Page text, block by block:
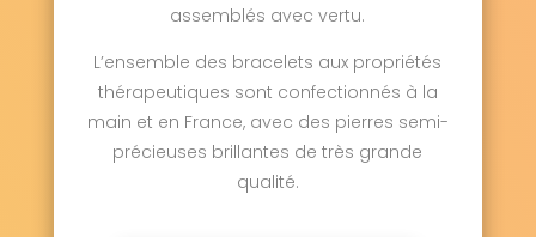
assemblés avec vertu.
L’ensemble des bracelets aux propriétés
thérapeutiques sont confectionnés à la
main et en France, avec des pierres semi-
précieuses brillantes de très grande
qualité.